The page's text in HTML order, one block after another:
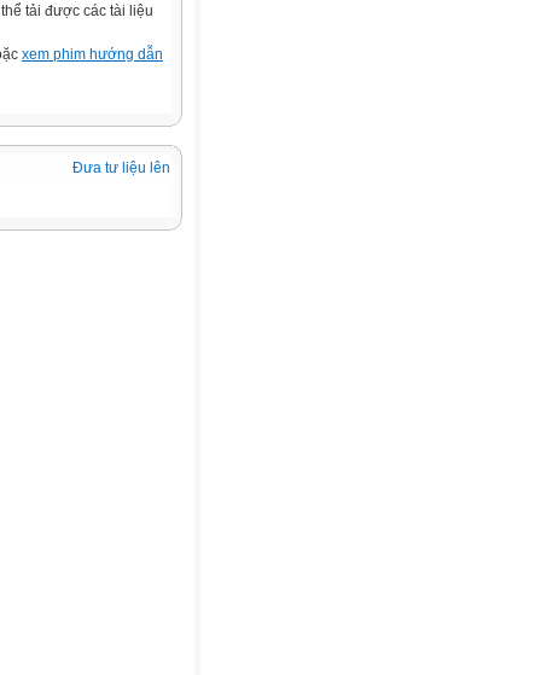
tải được các tài liệu
xem phim hướng dẫn
Đưa tư liệu lên